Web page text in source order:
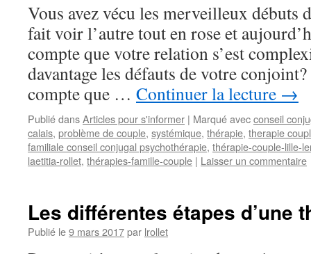
Vous avez vécu les merveilleux débuts
fait voir l’autre tout en rose et
compte que votre relation s’est
davantage les défauts de votre
compte que … Continuer la lecture →
Publié dansArticles pour s'informer | Marqué avecconseil
calais, problème de couple, systémique, thérapie, therapie
familiale conseil conjugal psychothérapie, thérapie-couple-lille-
laetitia-rollet, thérapies-famille-couple | Laisser un commentaire
Les différentes étapes d’une
Publié le9 mars 2017par lrollet